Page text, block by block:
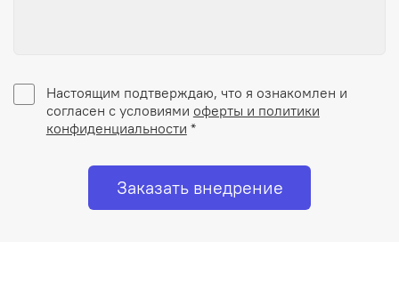
Настоящим подтверждаю, что я ознакомлен и
согласен с условиями оферты и политики
конфиденциальности *
Заказать внедрение